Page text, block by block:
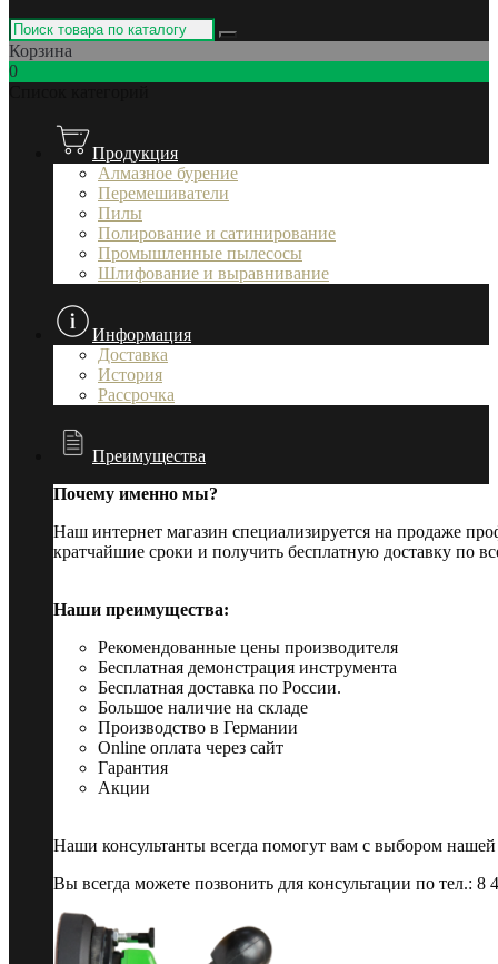
Корзина
0
Продукция
Алмазное бурение
Перемешиватели
Пилы
Полирование и сатинирование
Промышленные пылесосы
Шлифование и выравнивание
Информация
Доставка
История
Рассрочка
Преимущества
Почему именно мы?
Наш интернет магазин специализируется на продаже
кратчайшие сроки и получить бесплатную доставку по
Наши преимущества:
Рекомендованные цены производителя
Бесплатная демонстрация инструмента
Бесплатная доставка по России.
Большое наличие на складе
Производство в Германии
Online оплата через сайт
Гарантия
Акции
Наши консультанты всегда помогут вам с выбором
Вы всегда можете позвонить для консультации по тел.: